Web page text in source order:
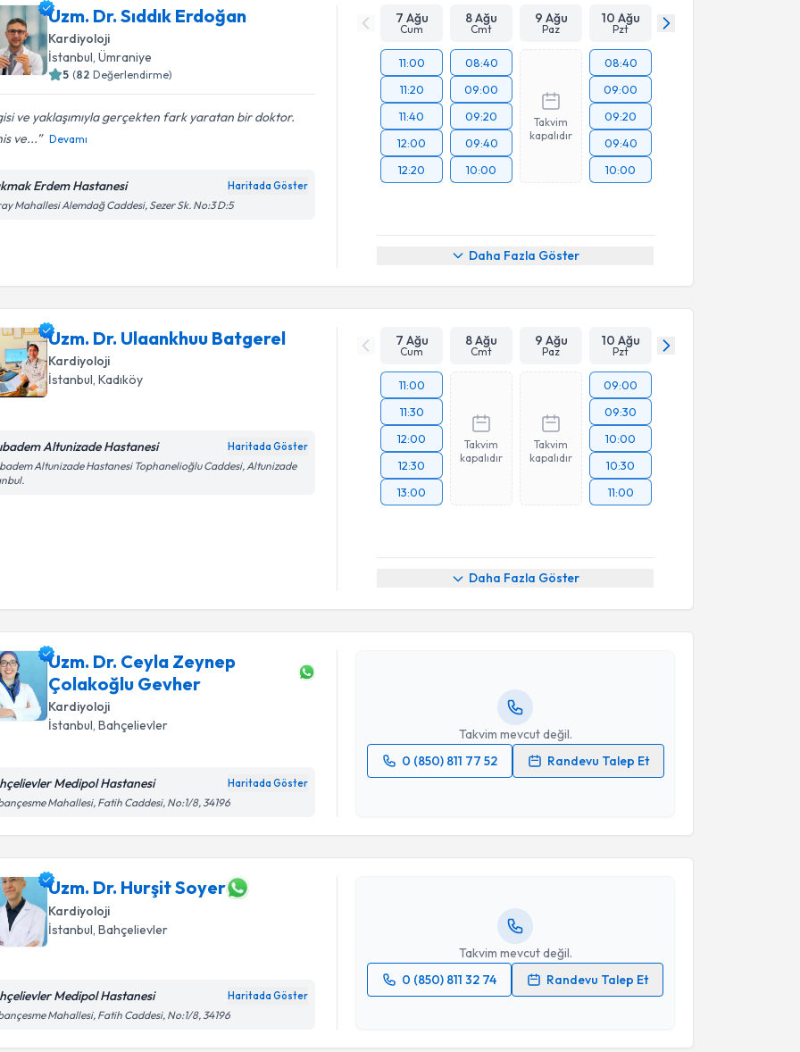
Uzm. Dr. Sıddık Erdoğan
Kardiyoloji
İstanbul , Ümraniye
5 (82 Değerlendirme)
ve yaklaşımıyla gerçekten fark yaratan bir doktor.
ve...
Devamı
Erdem Hastanesi Haritada Göster
Mahallesi Alemdağ Caddesi, Sezer Sk. No:3 D:5
7 Ağu
Cum
8 Ağu
Cmt
9 Ağu
Paz
10 Ağu
Pzt
11:00
11:20
11:40
12:00
12:20
08:40
09:00
09:20
09:40
10:00
Takvim
kapalıdır
08:40
09:00
09:20
09:40
10:00
Daha Fazla Göster
Uzm. Dr. Ulaankhuu Batgerel
Kardiyoloji
İstanbul, Kadıköy
Altunizade Hastanesi Haritada Göster
Altunizade Hastanesi Tophanelioğlu Caddesi, Altunizade
7 Ağu
Cum
8 Ağu
Cmt
9 Ağu
Paz
10 Ağu
Pzt
11:00
11:30
12:00
12:30
13:00
Takvim
kapalıdır
Takvim
kapalıdır
09:00
09:30
10:00
10:30
11:00
Daha Fazla Göster
Uzm. Dr. Ceyla Zeynep
Çolakoğlu Gevher
Kardiyoloji
İstanbul , Bahçelievler
Medipol Hastanesi Haritada Göster
Mahallesi, Fatih Caddesi, No:1/8, 34196
Takvim mevcut değil.
0 (850) 811 77 52
Randevu Talep Et
Randevu Takvimi Talebi
Uzm. Dr. Ceyla Zeynep Çolakoğlu Gevheriçin randevu
takvimi talebi oluşturun. Size bu uzmandan randevu almanız için
Uzm. Dr. Hurşit Soyer
Kardiyoloji
İstanbul , Bahçelievler
Medipol Hastanesi Haritada Göster
Mahallesi, Fatih Caddesi, No:1/8, 34196
Takvim mevcut değil.
0 (850) 811 32 74
Randevu Talep Et